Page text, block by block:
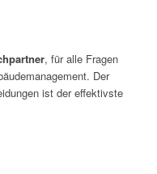
, für alle Fragen
Der
ist der effektivste